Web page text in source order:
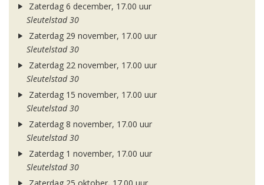
Zaterdag 6 december, 17.00 uur
Sleutelstad 30
Zaterdag 29 november, 17.00 uur
Sleutelstad 30
Zaterdag 22 november, 17.00 uur
Sleutelstad 30
Zaterdag 15 november, 17.00 uur
Sleutelstad 30
Zaterdag 8 november, 17.00 uur
Sleutelstad 30
Zaterdag 1 november, 17.00 uur
Sleutelstad 30